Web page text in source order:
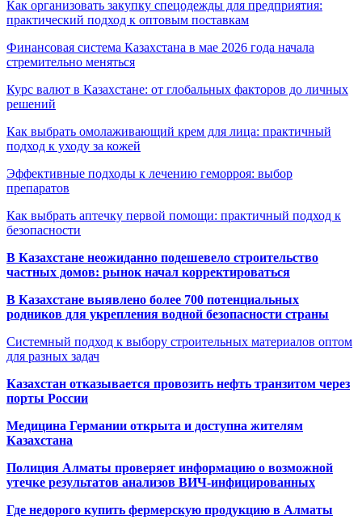
Как организовать закупку спецодежды для предприятия:
практический подход к оптовым поставкам
Финансовая система Казахстана в мае 2026 года начала
стремительно меняться
Курс валют в Казахстане: от глобальных факторов до личных
решений
Как выбрать омолаживающий крем для лица: практичный
подход к уходу за кожей
Эффективные подходы к лечению геморроя: выбор
препаратов
Как выбрать аптечку первой помощи: практичный подход к
безопасности
В Казахстане неожиданно подешевело строительство
частных домов: рынок начал корректироваться
В Казахстане выявлено более 700 потенциальных
родников для укрепления водной безопасности страны
Системный подход к выбору строительных материалов оптом
для разных задач
Казахстан отказывается провозить нефть транзитом через
порты России
Медицина Германии открыта и доступна жителям
Казахстана
Полиция Алматы проверяет информацию о возможной
утечке результатов анализов ВИЧ-инфицированных
Где недорого купить фермерскую продукцию в Алматы